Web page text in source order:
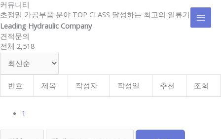
콘
텐
츠
로
건
뛰
커뮤니티
초정밀 가공부품 분야 TOP CLASS 달성하는 최고의 일류기업
Leading Hydraulic Company
견적문의
전체 2,518
번호 제목 작성자 작성일 추천 조회
1